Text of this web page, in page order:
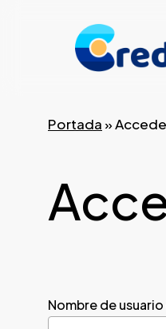
Portada»
Nombre de